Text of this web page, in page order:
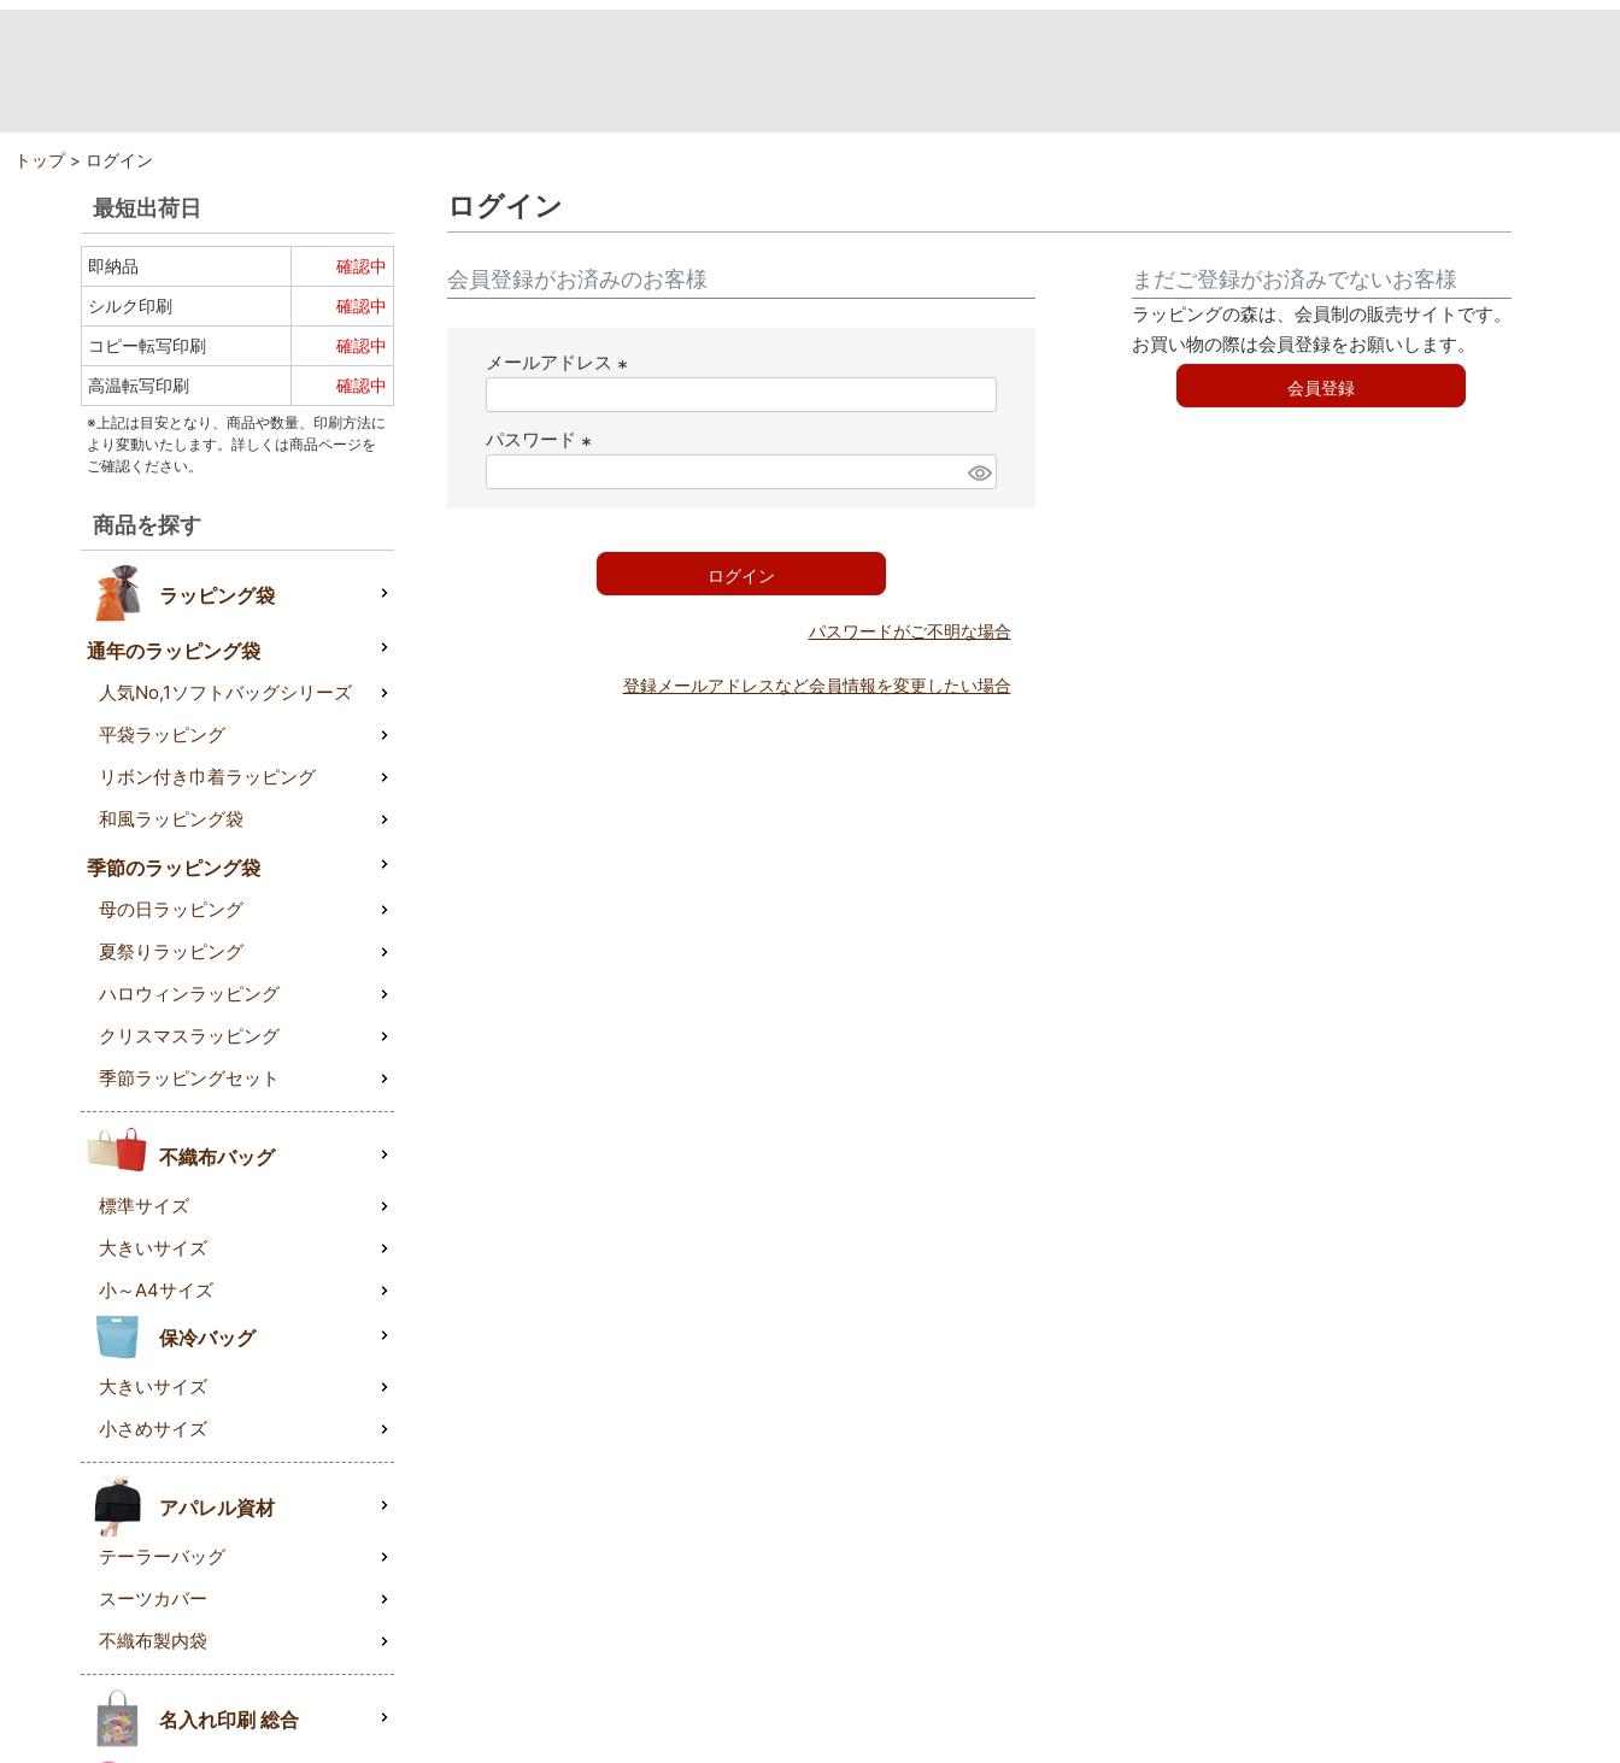
トップ ログイン
最短出荷日
即納品 確認中
シルク印刷 確認中
コピー転写印刷 確認中
高温転写印刷 確認中
※上記は目安となり、商品や数量、印刷方法に
より変動いたします。詳しくは商品ページを
ご確認ください。
商品を探す
ラッピング袋
通年のラッピング袋
人気No,1ソフトバッグシリーズ
平袋ラッピング
リボン付き巾着ラッピング
和風ラッピング袋
季節のラッピング袋
母の日ラッピング
夏祭りラッピング
ハロウィンラッピング
クリスマスラッピング
季節ラッピングセット
不織布バッグ
標準サイズ
大きいサイズ
小～A4サイズ
保冷バッグ
大きいサイズ
小さめサイズ
アパレル資材
テーラーバッグ
スーツカバー
不織布製内袋
名入れ印刷 総合
ログイン
会員登録がお済みのお客様
メールアドレス
須
)
パスワード
ログイン
パスワードがご不明な場合
登録メールアドレスなど会員情報を変更したい場合
まだご登録がお済みでないお客様
ラッピングの森は、会員制の販売サイトです。
お買い物の際は会員登録をお願いします。
会員登録